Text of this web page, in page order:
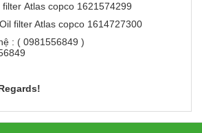
filter Atlas copco 1621574299
filter Atlas copco 1614727300
: ( 0981556849 )